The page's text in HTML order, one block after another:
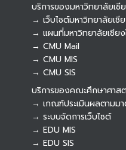
บริการของมหาวิทยาลัยเชี
→ เว็บไซต์มหาวิทยาลัยเชี
→ แผนที่มหาวิทยาลัยเชีย
→ CMU Mail
→ CMU MIS
→ CMU SIS
บริการของคณะศึกษาศาส
→ เกณฑ์ประเมินผลตามมา
→ ระบบจัดการเว็บไซต์
→ EDU MIS
→ EDU SIS
Botnoi
Connecting…